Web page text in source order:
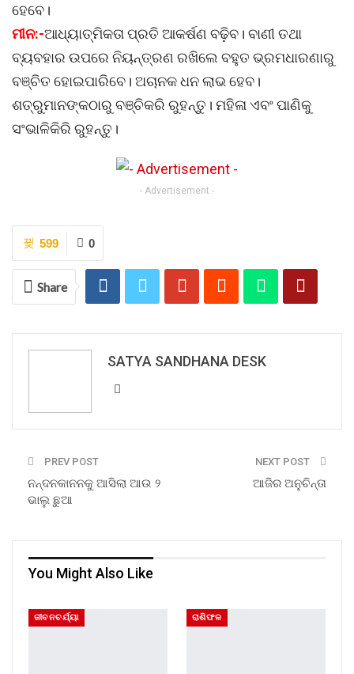
ହେବେ।
ମୀନ:-ଆଧ୍ୟାତ୍ମିକତା ପ୍ରତି ଆକର୍ଷଣ ବଢ଼ିବ। ବାଣୀ ତଥା
ବ୍ୟବହାର ଉପରେ ନିୟନ୍ତ୍ରଣ ରଖିଲେ ବହୁତ ଭ୍ରମଧାରଣାରୁ
ବଞ୍ଚିତ ହୋଇପାରିବେ। ଅଚାନକ ଧନ ଲାଭ ହେବ।
ଶତ୍ରୁମାନଙ୍କଠାରୁ ବଞ୍ଚିକରି ରୁହନ୍ତୁ। ମହିଳା ଏବଂ ପାଣିକୁ
ସଂଭାଳିକିରି ରୁହନ୍ତୁ।
- Advertisement -
0
599
Share
SATYA SANDHANA DESK
PREV POST
ନନ୍ଦନକାନନକୁ ଆସିଲା ଆଉ ୨
ଭାଲୁ ଛୁଆ
NEXT POST
ଆଜିର ଅନୁଚିନ୍ତା
You Might Also Like
ଜୀବନଚର୍ଯ୍ୟା ରାଶିଫଳ